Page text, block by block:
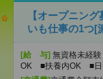
【オープニン
いも仕事の1つ[
[給 与] 無資格未経
OK ■扶養内OK ■日